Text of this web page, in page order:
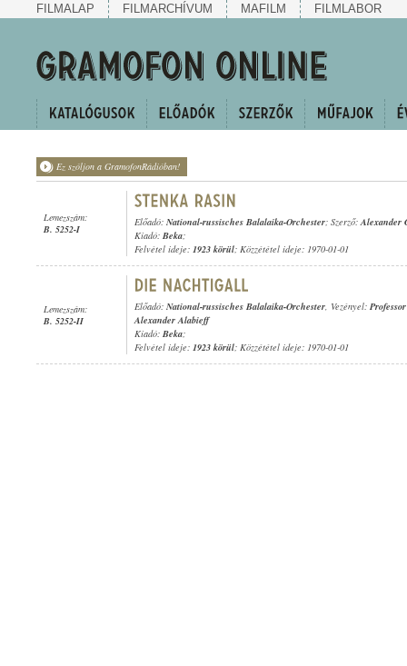
FILMALAP FILMARCHÍVUM MAFILM FILMLABOR
Ez szóljon a GramofonRádióban!
Lemezszám:
B. 5252-I
Előadó: National-russisches Balalaika-Orchester; Szerző:Alexander
Kiadó: Beka;
Felvétel ideje: 1923 körül; Közzététel ideje: 1970-01-01
Lemezszám:
B. 5252-II
Előadó: National-russisches Balalaika-Orchester, Vezényel:
Alexander Alabieff
Kiadó: Beka;
Felvétel ideje: 1923 körül; Közzététel ideje: 1970-01-01